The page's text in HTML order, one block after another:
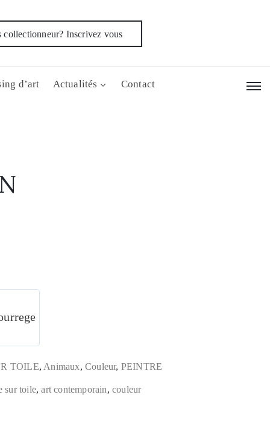
collectionneur? Inscrivez vous
d’art Actualités Contact
TOILE, Animaux,Couleur, PEINTRE
sur toile,art contemporain,couleur